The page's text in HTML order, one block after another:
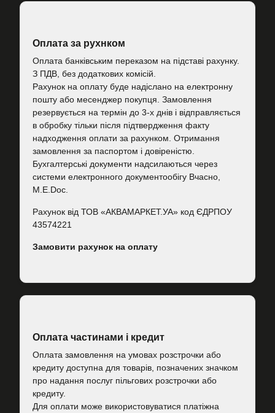
Оплата за рухнком
Оплата банківським переказом на підставі рахунку.
З ПДВ, без додаткових комісій.
Рахунок на оплату буде надіслано на електронну
пошту або месенджер покупця. Замовлення
резервується на термін до 3-х днів і відправляється
в обробку тільки після підтвердження факту
надходження оплати за рахунком. Отримання
замовлення за паспортом і довіреністю.
Бухгалтерські документи надсилаються через
системи електронного документообігу Вчасно,
M.E.Doc.
Рахунок від ТОВ «АКВАМАРКЕТ.УА» код ЄДРПОУ
43574221
Замовити рахунок на оплату
Оплата частинами і кредит
Оплата замовлення на умовах розстрочки або
кредиту доступна для товарів, позначених значком
про надання послуг пільгових розстрочки або
кредиту.
Для оплати може використовуватися платіжна